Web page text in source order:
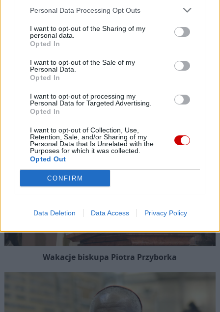
Personal Data Processing Opt Outs
I want to opt-out of the Sharing of my
personal data.
Opted In
I want to opt-out of the Sale of my
Personal Data.
Opted In
I want to opt-out of processing my
Personal Data for Targeted Advertising.
Opted In
I want to opt-out of Collection, Use,
Retention, Sale, and/or Sharing of my
Personal Data that Is Unrelated with the
Purposes for which it was collected.
Opted Out
CONFIRM
Data Deletion Data Access Privacy Policy
Ministerstwo Sprawiedliwości: kościelna Komisja ds.
wykorzystania seksualnego małoletnich niezgodna z
prawem
Wakacje biskupa Piotra Przyborka